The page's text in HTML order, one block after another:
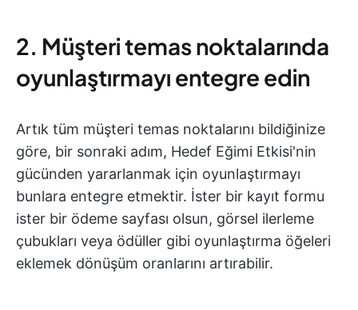
2. Müşteri temas noktalarında
oyunlaştırmayı entegre edin
Artık tüm müşteri temas noktalarını bildiğinize
göre, bir sonraki adım, Hedef Eğimi Etkisi'nin
gücünden yararlanmak için oyunlaştırmayı
bunlara entegre etmektir. İster bir kayıt formu
ister bir ödeme sayfası olsun, görsel ilerleme
çubukları veya ödüller gibi oyunlaştırma öğeleri
eklemek dönüşüm oranlarını artırabilir.